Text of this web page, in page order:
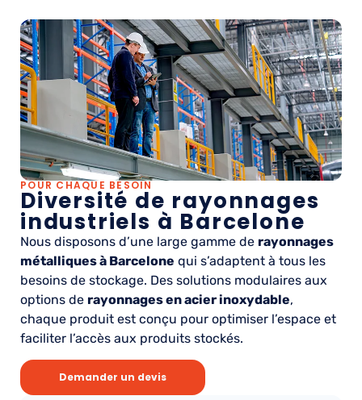
POUR CHAQUE BESOIN
Diversité de rayonnages
industriels à Barcelone
Nous disposons d’une large gamme de rayonnages
métalliques à Barcelone qui s’adaptent à tous les
besoins de stockage. Des solutions modulaires aux
options de rayonnages en acier inoxydable,
chaque produit est conçu pour optimiser l’espace et
faciliter l’accès aux produits stockés.
Demander un devis